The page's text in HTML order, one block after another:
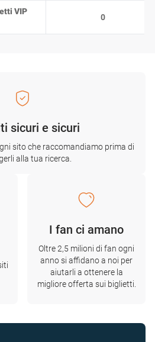
VIP
0
sicuri e sicuri
sito che raccomandiamo prima di
alla tua ricerca.
I fan ci amano
Oltre 2,5 milioni di fan ogni
anno si affidano a noi per
aiutarli a ottenere la
migliore offerta sui biglietti.